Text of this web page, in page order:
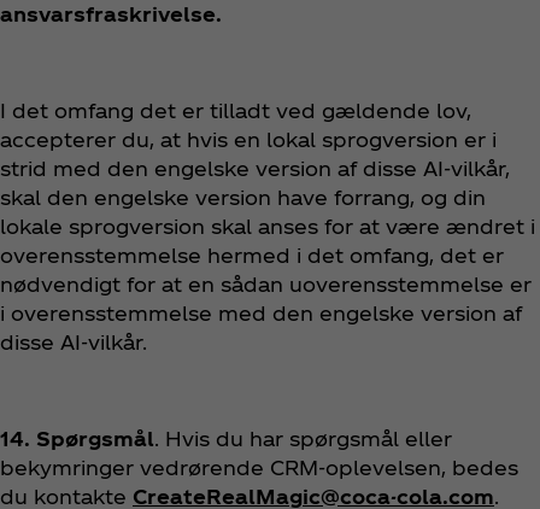
ansvarsfraskrivelse.
I det omfang det er tilladt ved gældende lov,
accepterer du, at hvis en lokal sprogversion er i
strid med den engelske version af disse AI-vilkår,
skal den engelske version have forrang, og din
lokale sprogversion skal anses for at være ændret i
overensstemmelse hermed i det omfang, det er
nødvendigt for at en sådan uoverensstemmelse er
i overensstemmelse med den engelske version af
disse AI-vilkår.
14. Spørgsmål. Hvis du har spørgsmål eller
bekymringer vedrørende CRM-oplevelsen, bedes
du kontakte CreateRealMagic@coca-cola.com.